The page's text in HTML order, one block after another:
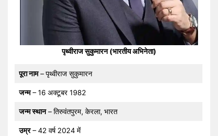
पृथ्वीराज सुकुमारन (भारतीय अभिनेता)
पूरा नाम– पृथ्वीराज सुकुमारन
जन्म– 16 अक्टूबर 1982
जन्म स्थान– तिरुवंतपुरम, केरला, भारत
उम्र– 42 वर्ष 2024 में